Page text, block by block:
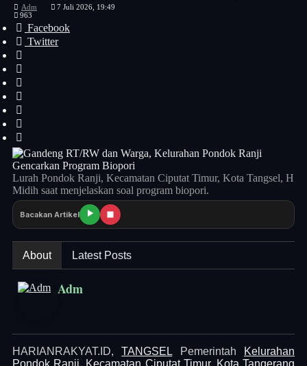
Adm
7 Juli 2026, 19:49
963
Facebook
Twitter
Lurah Pondok Ranji, Kecamatan Ciputat Timur, Kota Tangsel, H
Midih saat menjelaskan soal program biopori.
Bacakan Artikel
About Latest Posts
Adm
HARIANRAKYAT.ID,TANGSEL Pemerintah
Kelurahan
Pondok Ranji, Kecamatan Ciputat Timur, Kota Tangerang